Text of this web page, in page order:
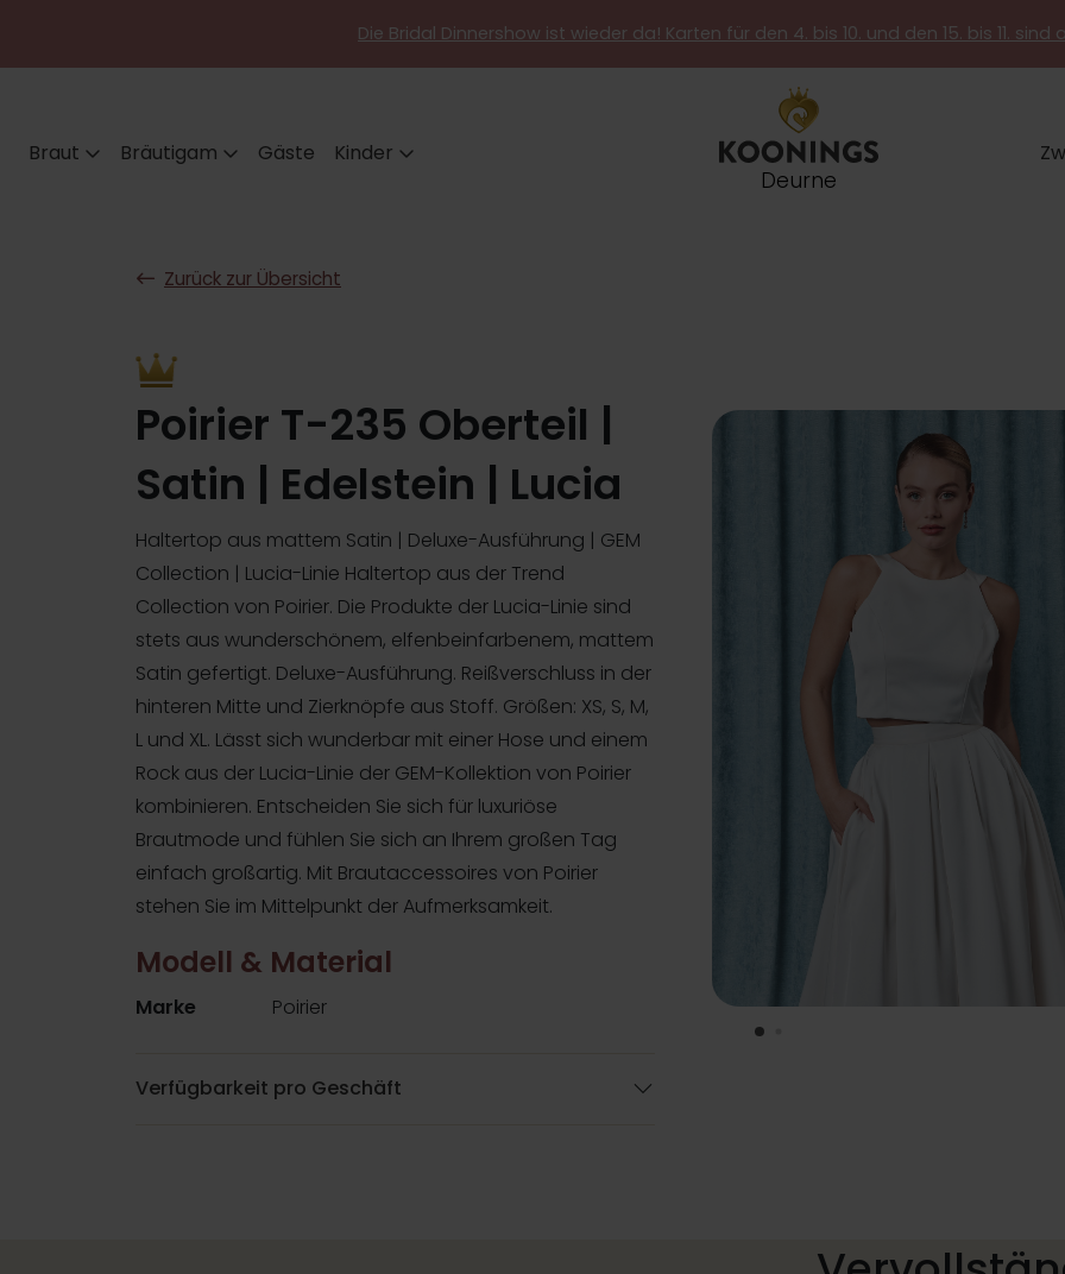
Die Bridal Dinnershow ist wieder da! Karten für den 4. bis 10. und den 15. bis 11.
Braut Bräutigam Gäste Kinder
Deurne
Zurück zur Übersicht
Poirier T-235 Oberteil |
Satin | Edelstein | Lucia
Haltertop aus mattem Satin | Deluxe-Ausführung | GEM
Collection | Lucia-Linie Haltertop aus der Trend
Collection von Poirier. Die Produkte der Lucia-Linie sind
stets aus wunderschönem, elfenbeinfarbenem, mattem
Satin gefertigt. Deluxe-Ausführung. Reißverschluss in der
hinteren Mitte und Zierknöpfe aus Stoff. Größen: XS, S, M,
L und XL. Lässt sich wunderbar mit einer Hose und einem
Rock aus der Lucia-Linie der GEM-Kollektion von Poirier
kombinieren. Entscheiden Sie sich für luxuriöse
Brautmode und fühlen Sie sich an Ihrem großen Tag
einfach großartig. Mit Brautaccessoires von Poirier
stehen Sie im Mittelpunkt der Aufmerksamkeit.
Modell & Material
Marke Poirier
Verfügbarkeit pro Geschäft